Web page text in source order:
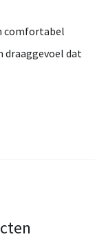
comfortabel
draaggevoel dat